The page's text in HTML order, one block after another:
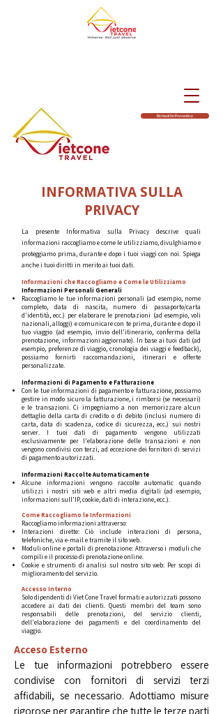
Richiedi Un Preventivo
INFORMATIVA SULLA
PRIVACY
La presente Informativa sulla Privacy descrive quali
informazioni raccogliamo e come le utilizziamo, divulghiamo e
proteggiamo prima, durante e dopo i tuoi viaggi con noi. Spiega
anche i tuoi diritti in merito ai tuoi dati.
Informazioni che Raccogliamo e Come le Utilizziamo​
Informazioni Personali Generali​​
​Raccogliamo le tue informazioni personali (ad esempio, nome
completo, data di nascita, numero di passaporto/carta
d'identità, ecc.) per elaborare le prenotazioni (ad esempio, voli
nazionali, alloggi) e comunicare con te prima, durante e dopo il
tuo viaggio (ad esempio, invio dell'itinerario, conferma della
prenotazione, informazioni aggiornate). In base ai tuoi dati (ad
esempio, preferenze di viaggio, cronologia dei viaggi e feedback),
possiamo fornirti raccomandazioni, itinerari e offerte
personalizzate.
Informazioni di Pagamento e Fatturazione
Con le tue informazioni di pagamento e fatturazione, possiamo
gestire in modo sicuro la fatturazione, i rimborsi (se necessari)
e le transazioni. Ci impegniamo a non memorizzare alcun
dettaglio della carta di credito o di debito (inclusi numero di
carta, data di scadenza, codice di sicurezza, ecc.) sui nostri
server. I tuoi dati di pagamento vengono utilizzati
esclusivamente per l'elaborazione delle transazioni e non
vengono condivisi con terzi, ad eccezione dei fornitori di servizi
di pagamento autorizzati.
Informazioni Raccolte Automaticamente​
Alcune informazioni vengono raccolte automatic quando
utilizzi i nostri siti web e altri media digitali (ad esempio,
informazioni sull'IP, cookie, dati di interazione, ecc.).
Come Raccogliamo le Informazioni
Raccogliamo informazioni attraverso:
Interazioni dirette: Ciò include interazioni di persona,
telefoniche, via e-mail e tramite il sito web.
Moduli online e portali di prenotazione: Attraverso i moduli che
compili e il processo di prenotazione online.
Cookie e strumenti di analisi sul nostro sito web: Per scopi di
miglioramento del servizio.
Accesso Interno​​
Solo dipendenti di Viet Cone Travel formati e autorizzati possono
accedere ai dati dei clienti. Questi membri del team sono
responsabili delle prenotazioni, del servizio clienti,
dell'elaborazione dei pagamenti e del coordinamento del
viaggio.​
Acceso Esterno​
Le tue informazioni potrebbero essere
condivise con fornitori di servizi terzi
affidabili, se necessario. Adottiamo misure
rigorose per garantire che tutte le terze parti